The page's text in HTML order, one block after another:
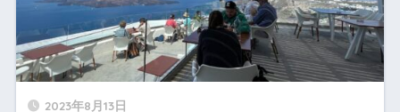
2023年8月13日